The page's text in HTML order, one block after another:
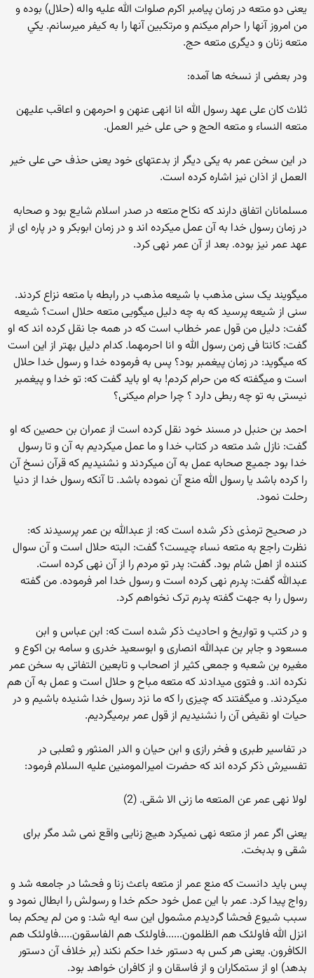
یعنی دو متعه در زمان پیامبر اکرم صلوات الله علیه واله (حلال) بوده و
من امروز آنها را حرام میکنم و مرتکبین آنها را به کیفر میرسانم. يكي
متعه زنان و دیگری متعه حج.
ودر بعضی از نسخه ها آمده:
ثلاث کان علی عهد رسول الله انا انهی عنهن و احرمهن و اعاقب علیهن
متعه النساء و متعه الحج و حی علی خیر العمل.
در این سخن عمر به یکی دیگر از بدعتهای خود یعنی حذف حی علی خیر
العمل از اذان نیز اشاره کرده است.
مسلمانان اتفاق دارند که نکاح متعه در صدر اسلام شایع بود و صحابه
در زمان رسول خدا به آن عمل میکرده اند و در زمان ابوبکر و در پاره ای از
عهد عمر نیز بوده. بعد از آن عمر نهی کرد.
میگویند یک سنی مذهب با شیعه مذهب در رابطه با متعه نزاع کردند.
سنی از شیعه پرسید که به چه دلیل میگویی متعه حلال است؟ شیعه
گفت: دلیل من قول عمر خطاب است که در همه جا نقل کرده اند که او
گفت: کانتا فی زمن رسول الله و انا احرمهما. کدام دلیل بهتر از این است
که میگوید: در زمان پیغمبر بود؟ پس به فرموده خدا و رسول خدا حلال
است و میگفته که من حرام کردم! به او باید گفت که: تو خدا و پیغمبر
نیستی به تو چه ربطی دارد ؟ چرا حرام میکنی؟
احمد بن حنبل در مسند خود نقل کرده است از عمران بن حصین که او
گفت: نازل شد متعه در کتاب خدا و ما عمل میکردیم به آن و تا رسول
خدا بود جمیع صحابه عمل به آن میکردند و نشنیدیم که قرآن نسخ آن
را کرده باشد یا رسول الله منع آن نموده باشد. تا آنکه رسول خدا از دنیا
رحلت نمود.
در صحیح ترمذی ذکر شده است که: از عبدالله بن عمر پرسیدند که:
نظرت راجع به متعه نساء چیست؟ گفت: البته حلال است و آن سوال
کننده از اهل شام بود. گفت: پدر تو مردم را از آن نهی کرده است.
عبدالله گفت: پدرم نهی کرده است و رسول خدا امر فرموده. من گفته
رسول را به جهت گفته پدرم ترک نخواهم کرد.
و در کتب و تواریخ و احادیث ذکر شده است که: ابن عباس و ابن
مسعود و جابر بن عبدالله انصاری و ابوسعید خدری و سامه بن اکوع و
مغیره بن شعبه و جمعی کثیر از اصحاب و تابعین التفاتی به سخن عمر
نکرده اند. و فتوی میدادند که متعه مباح و حلال است و عمل به آن هم
میکردند. و میگفتند که چیزی را که ما نزد رسول خدا شنیده باشیم و در
حیات او نقیض آن را نشنیدیم از قول عمر برمیگردیم.
در تفاسیر طبری و فخر رازی و ابن حیان و الدر المنثور و ثعلبی در
تفسیرش ذکر کرده اند که حضرت امیرالمومنین علیه السلام فرمود:
لولا نهی عمر عن المتعه ما زنی الا شقی. (2)
یعنی اگر عمر از متعه نهی نمیکرد هیچ زنایی واقع نمی شد مگر برای
شقی و بدبخت.
پس باید دانست که منع عمر از متعه باعث زنا و فحشا در جامعه شد و
رواج پیدا کرد. عمر با این عمل خود حکم خدا و رسولش را ابطال نمود و
سبب شیوع فحشا گردیدم مشمول این سه ایه شد: و من لم یحکم بما
انزل الله فاولئک هم الظلمون......فاولئک هم الفاسقون.....فاولئک هم
الکافرون. یعنی هر کس به دستور خدا حکم نکند (بر خلاف آن دستور
بدهد) او از ستمکاران و از فاسقان و از کافران خواهد بود.